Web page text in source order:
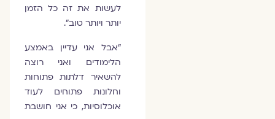
לעשות את זה כל הזמן
יותר ויותר טוב".
"אבל אני עדיין באמצע
הלימודים ואני רוצה
להשאיר דלתות פתוחות
וחלונות פתוחים לעוד
אוכלוסיות, כי אני חושבת